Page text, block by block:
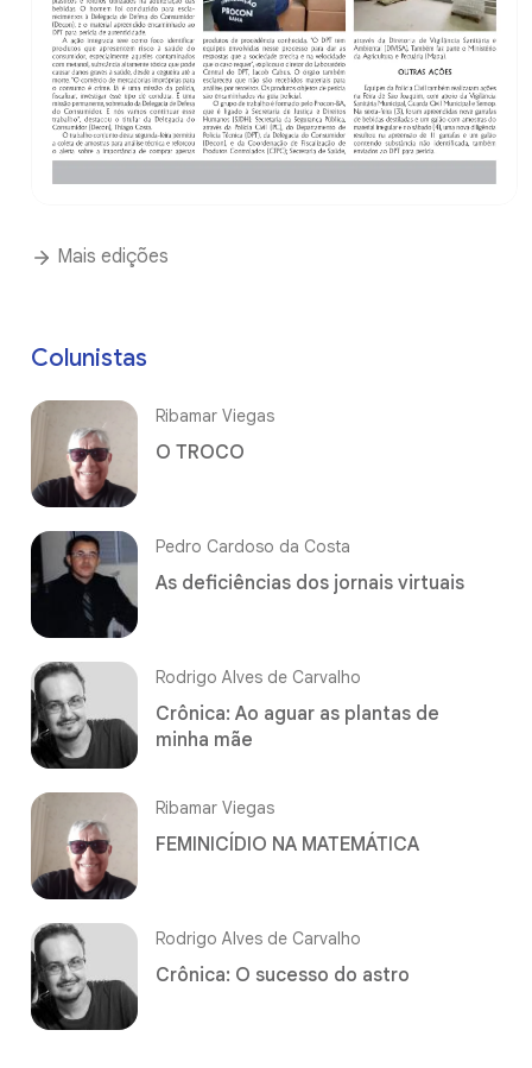
Mais edições
Colunistas
Ribamar Viegas
O TROCO
Pedro Cardoso da Costa
As deficiências dos jornais virtuais
Rodrigo Alves de Carvalho
Crônica: Ao aguar as plantas de
minha mãe
Ribamar Viegas
FEMINICÍDIO NA MATEMÁTICA
Rodrigo Alves de Carvalho
Crônica: O sucesso do astro